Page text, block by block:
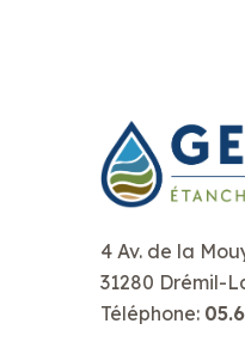
4 Av. de la
31280 Drémil-
Téléphone: